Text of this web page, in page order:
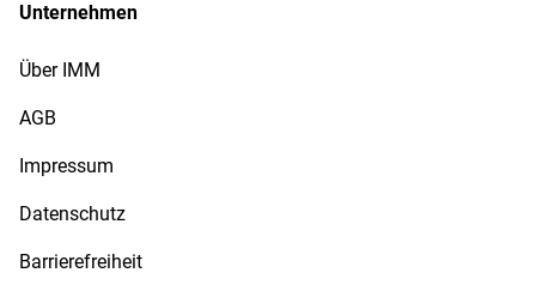
Unternehmen
Über IMM
AGB
Impressum
Datenschutz
Barrierefreiheit